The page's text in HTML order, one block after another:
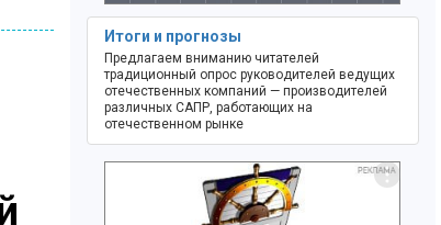
Итоги и прогнозы
Предлагаем вниманию читателей
традиционный опрос руководителей ведущих
отечественных компаний — производителей
различных САПР, работающих на
отечественном рынке